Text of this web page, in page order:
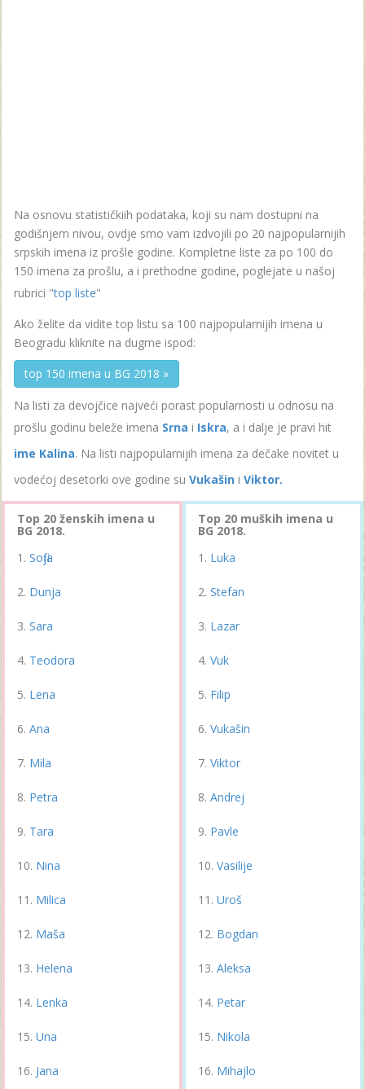
Na osnovu statističkiih podataka, koji su nam dostupni na
godišnjem nivou, ovdje smo vam izdvojili po 20 najpopularnijih
srpskih imena iz prošle godine. Kompletne liste za po 100 do
150 imena za prošlu, a i prethodne godine, poglejate u našoj
rubrici "top liste"
Ako želite da vidite top listu sa 100 najpopularnijih imena u
Beogradu kliknite na dugme ispod:
top 150 imena u BG 2018 »
Na listi za devojčice najveći porast popularnosti u odnosu na
prošlu godinu beleže imena Srna i Iskra, a i dalje je pravi hit
ime Kalina. Na listi najpopularnijih imena za dečake novitet u
vodećoj desetorki ove godine su Vukašin i Viktor.
Top 20 ženskih imena u
BG 2018.
Sofija
Dunja
Sara
Teodora
Lena
Ana
Mila
Petra
Tara
Nina
Milica
Maša
Helena
Lenka
Una
Jana
Top 20 muških imena u
BG 2018.
Luka
Stefan
Lazar
Vuk
Filip
Vukašin
Viktor
Andrej
Pavle
Vasilije
Uroš
Bogdan
Aleksa
Petar
Nikola
Mihajlo